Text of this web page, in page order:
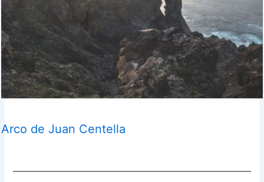
Arco de Juan Centella